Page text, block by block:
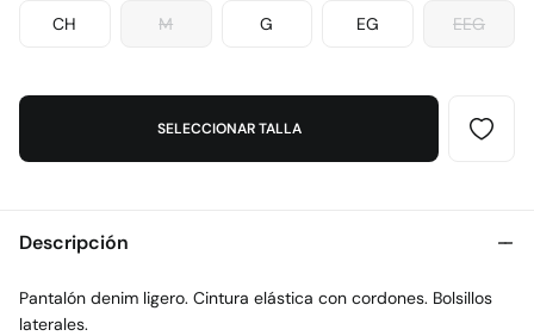
CH M G EG EEG
SELECCIONAR TALLA
Descripción
Pantalón denim ligero. Cintura elástica con cordones. Bolsillos
laterales.